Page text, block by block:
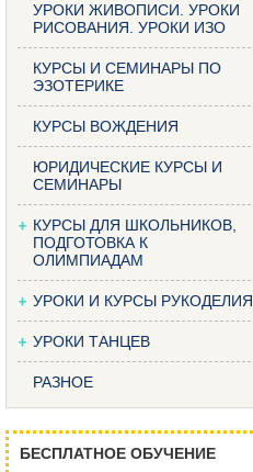
УРОКИ ЖИВОПИСИ. УРОКИ
РИСОВАНИЯ. УРОКИ ИЗО
КУРСЫ И СЕМИНАРЫ ПО
ЭЗОТЕРИКЕ
КУРСЫ ВОЖДЕНИЯ
ЮРИДИЧЕСКИЕ КУРСЫ И
СЕМИНАРЫ
КУРСЫ ДЛЯ ШКОЛЬНИКОВ,
ПОДГОТОВКА К
ОЛИМПИАДАМ
УРОКИ И КУРСЫ РУКОДЕЛИЯ
УРОКИ ТАНЦЕВ
РАЗНОЕ
БЕСПЛАТНОЕ ОБУЧЕНИЕ